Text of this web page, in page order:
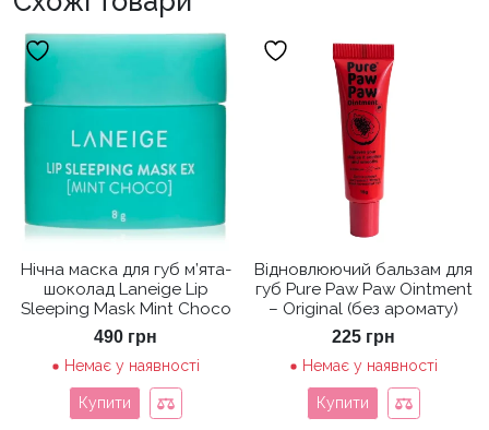
Нічна маска для губ м’ята-
шоколад Laneige Lip
Sleeping Mask Mint Choco
490 грн
Немає у наявності
Купити
Відновлюючий бальзам для
губ Pure Paw Paw Ointment
– Original (без аромату)
225 грн
Немає у наявності
Купити